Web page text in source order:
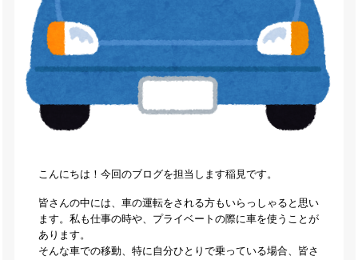
こんにちは！今回のブログを担当します稲見です。
皆さんの中には、車の運転をされる方もいらっしゃると思い
ます。私も仕事の時や、プライベートの際に車を使うことが
あります。
そんな車での移動、特に自分ひとりで乗っている場合、皆さ